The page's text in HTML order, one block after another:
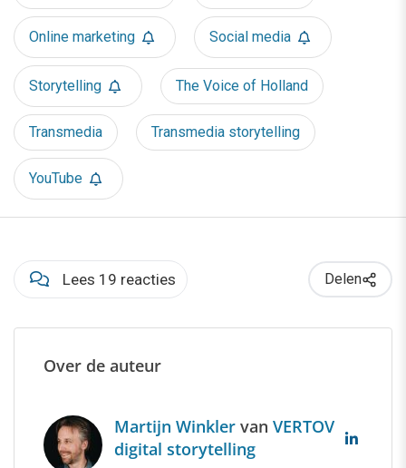
Online marketing Social media
Storytelling The Voice of Holland
Transmedia Transmedia storytelling
YouTube
Lees 19 reacties Delen
Over de auteur
Martijn Winkler van VERTOV
digital storytelling